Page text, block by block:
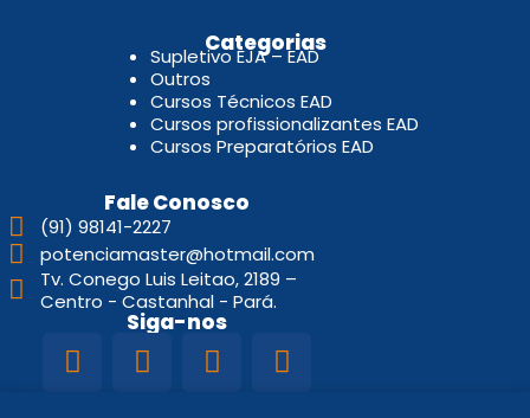
Categorias
Supletivo EJA – EAD
Outros
Cursos Técnicos EAD
Cursos profissionalizantes EAD
Cursos Preparatórios EAD
Fale Conosco
(91) 98141-2227
potenciamaster@hotmail.com
Tv. Conego Luis Leitao, 2189 –
Centro - Castanhal - Pará.
Siga-nos